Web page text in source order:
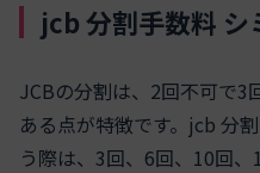
jcb 分割手数料 シ
JCBの分割は、2回不可で3
ある点が特徴です。jcb 分
う際は、3回、6回、10回、